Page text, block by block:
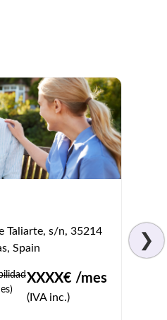
Taliarte, s/n, 35214
Spain
XXXX€ /mes
(IVA inc.)
❯